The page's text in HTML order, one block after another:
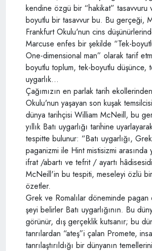
kendine özgü bir “hakikat” tasavvuru
boyutlu bir tasavvur bu. Bu gerçeği,
Frankfurt Okulu'nun cins
Marcuse enfes bir şekilde “Tek-
One-dimensional man” olarak tarif
boyutlu toplum, tek-boyutlu düşünce,
uygarlık...
Çağımızın en parlak tarih
Okulu'nun yaşayan son kuşak
dünya tarihçisi William McNeill, bu
yıllık Batı uygarlığı tarihine
tespitte bulunur: “Batı uygarlığı,
paganizmi ile Hint mistisizmi arasında
ifrat /abartı ve tefrit / ayartı
McNeill'in bu tespiti, meseleyi özlü
özetler.
Grek ve Romalılar döneminde
şeyi belirler Batı uygarlığının. Bu
görünür, dış gerçeklik kutsanır; bu
tanrılardan “ateş”i çalan Promete,
tanrılaştırıldığı bir dünyanın